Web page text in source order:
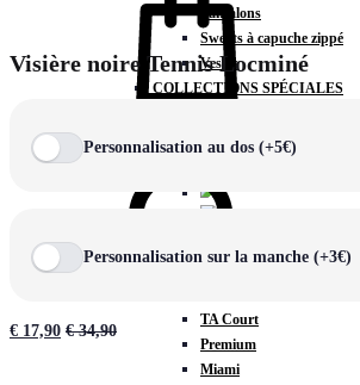
Pantalons
Sweats à capuche zippé
Vestes
COLLECTIONS SPÉCIALES
TA Court
Premium
Miami
Visière noire Tennis Locminé
Personnalisation au dos (+5€)
Personnalisation sur la manche (+3€)
€ 17,90 €34,90